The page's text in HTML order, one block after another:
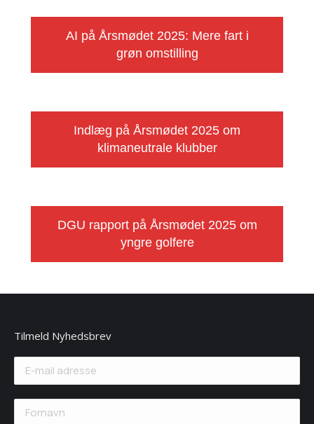
AI på Årsmødet 2025: Mere fart i
grøn omstilling
Indlæg på Årsmødet 2025 om
klimaneutrale klubber
DGU rapport på Årsmødet 2025 om
yngre golfere
Tilmeld Nyhedsbrev